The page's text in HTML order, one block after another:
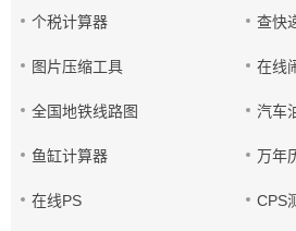
个税计算器 查快
图片压缩工具 在线
全国地铁线路图 汽车
鱼缸计算器 万年
在线PS CPS